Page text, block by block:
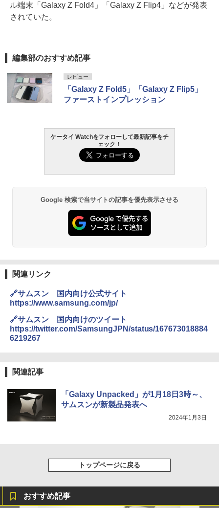
ル端末「Galaxy Z Fold4」「Galaxy Z Flip4」などが発表
されていた。
編集部のおすすめ記事
レビュー
「Galaxy Z Fold5」「Galaxy Z Flip5」
ファーストインプレッション
ケータイ Watchをフォローして最新記事をチ
ェック！
Google 検索で当サイトの記事を優先表示させる
関連リンク
🔗サムスン 国内向け公式サイト
https://www.samsung.com/jp/
🔗サムスン 国内向けのツイート
https://twitter.com/SamsungJPN/status/167673018884
6219267
関連記事
「Galaxy Unpacked」が1月18日3時～、
サムスンが新製品発表へ
2024年1月3日
トップページに戻る
おすすめ記事